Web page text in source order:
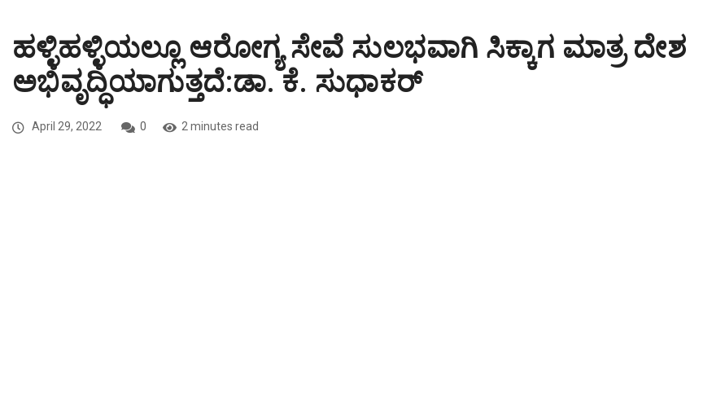
ಹಳ್ಳಿಹಳ್ಳಿಯಲ್ಲೂ ಆರೋಗ್ಯ ಸೇವೆ ಸುಲಭವಾಗಿ ಸಿಕ್ಕಾಗ ಮಾತ್ರ ದೇಶ
ಅಭಿವೃದ್ಧಿಯಾಗುತ್ತದೆ:ಡಾ. ಕೆ. ಸುಧಾಕರ್
April 29, 2022 0 2 minutes read